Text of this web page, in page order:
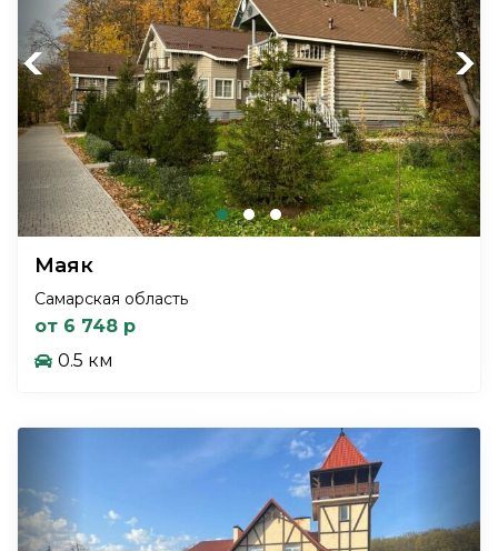
Previous Next
Маяк
Самарская область
от 6 748 р
0.5 км